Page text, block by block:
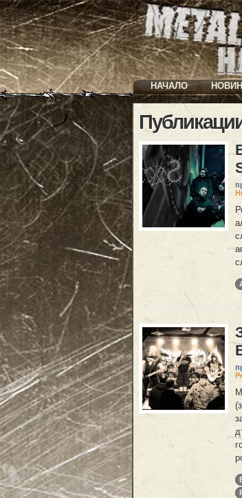
НАЧАЛО